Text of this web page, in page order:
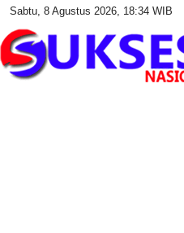
Sabtu, 8 Agustus 2026, 18:34 WIB